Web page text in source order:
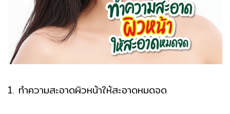
1. ทำความสะอาดผิวหน้าให้สะอาดหมดจด